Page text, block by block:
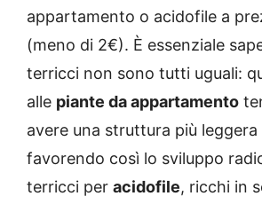
appartamento o acidofile a
(meno di 2€). È essenziale
terricci non sono tutti uguali:
alle piante da appartamento
avere una struttura più leggera
favorendo così lo sviluppo
terricci per acidofile, ricchi in